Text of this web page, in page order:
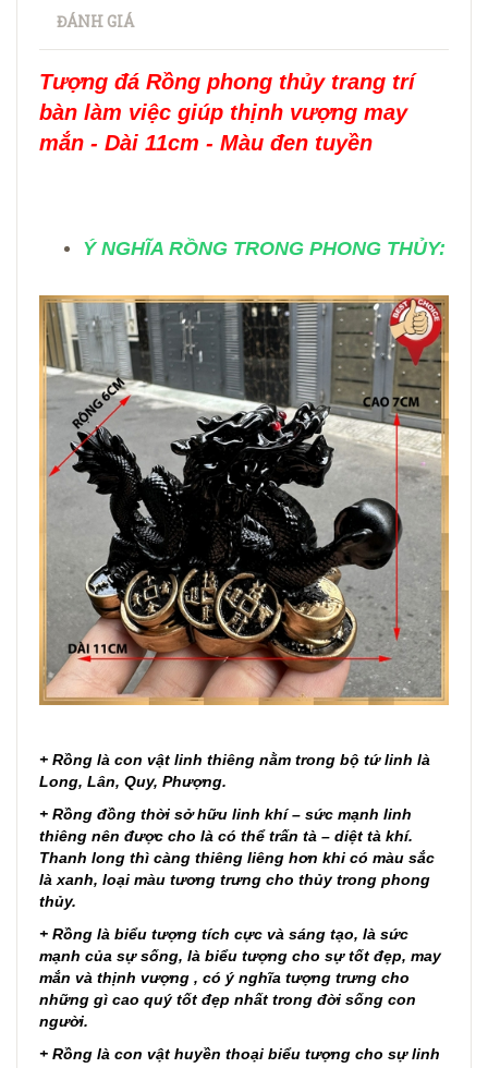
ĐÁNH GIÁ
Tượng đá Rồng phong thủy trang trí
bàn làm việc giúp thịnh vượng may
mắn - Dài 11cm - Màu đen tuyền
Ý NGHĨA RỒNG TRONG PHONG THỦY:
+ Rồng là con vật linh thiêng nằm trong bộ tứ linh là
Long, Lân, Quy, Phượng.
+ Rồng đồng thời sở hữu linh khí – sức mạnh linh
thiêng nên được cho là có thể trấn tà – diệt tà khí.
Thanh long thì càng thiêng liêng hơn khi có màu sắc
là xanh, loại màu tương trưng cho thủy trong phong
thủy.
+ Rồng là biểu tượng tích cực và sáng tạo, là sức
mạnh của sự sống, là biểu tượng cho sự tốt đẹp, may
mắn và thịnh vượng , có ý nghĩa tượng trưng cho
những gì cao quý tốt đẹp nhất trong đời sống con
người.
+ Rồng là con vật huyền thoại biểu tượng cho sự linh